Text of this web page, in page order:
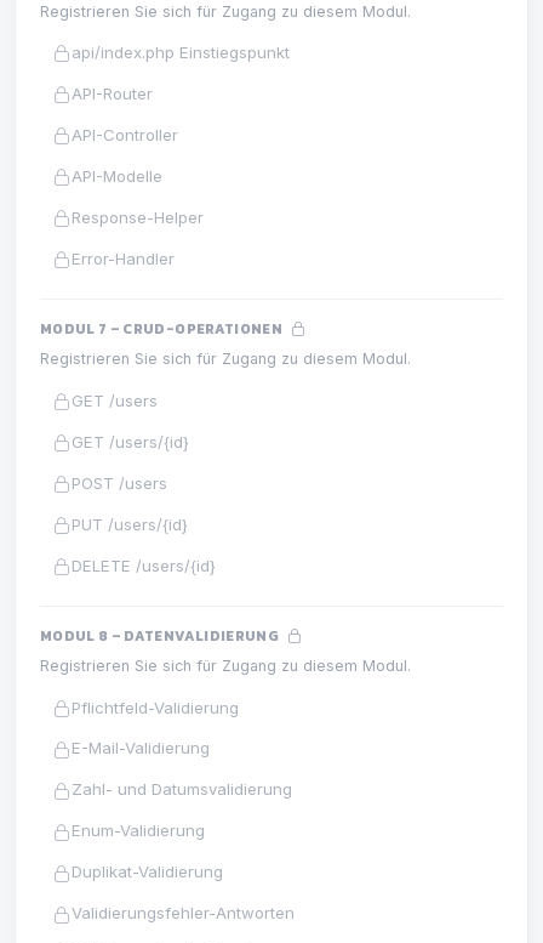
Registrieren Sie sich für Zugang zu diesem Modul.
api/index.php Einstiegspunkt
API-Router
API-Controller
API-Modelle
Response-Helper
Error-Handler
MODUL 7 – CRUD-OPERATIONEN
Registrieren Sie sich für Zugang zu diesem Modul.
GET /users
GET /users/{id}
POST /users
PUT /users/{id}
DELETE /users/{id}
MODUL 8 – DATENVALIDIERUNG
Registrieren Sie sich für Zugang zu diesem Modul.
Pflichtfeld-Validierung
E-Mail-Validierung
Zahl- und Datumsvalidierung
Enum-Validierung
Duplikat-Validierung
Validierungsfehler-Antworten